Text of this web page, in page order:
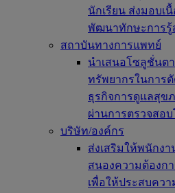
นักเรียน ส่งมอบเ
พัฒนาทักษะการรู้
สถาบันทางการแพทย์
นำเสนอโซลูชั่นต
ทรัพยากรในการ
ธุรกิจการดูแลสุข
ผ่านการตรวจสอ
บริษัท/องค์กร
ส่งเสริมให้พนักง
สนองความต้องก
เพื่อให้ประสบคว